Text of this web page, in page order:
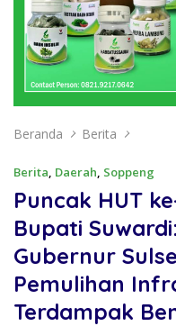
Beranda Berita
Berita, Daerah, Soppeng
Puncak HUT
Bupati
Gubernur
Pemulihan
Terdampak